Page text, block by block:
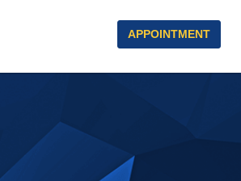
APPOINTMENT